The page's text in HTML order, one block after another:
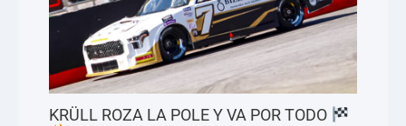
KRÜLL ROZA LA POLE Y VA POR TODO